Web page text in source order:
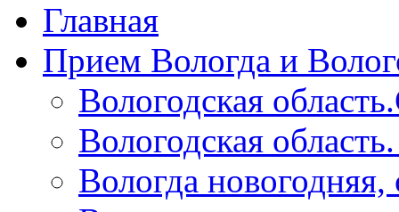
Главная
Прием Вологда и
Вологодская
Вологодская
Вологда